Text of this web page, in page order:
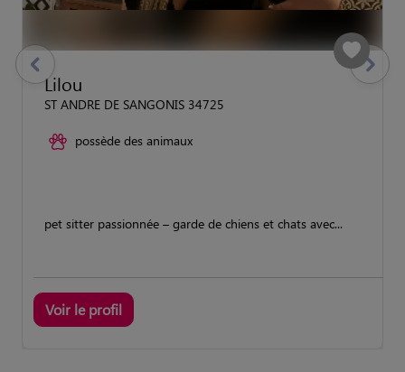
Lilou
ST ANDRE DE SANGONIS 34725
possède des animaux
pet sitter passionnée – garde de chiens et chats avec...
Voir le profil
previous Suivant